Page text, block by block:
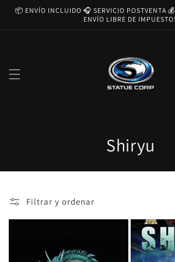
directamente
📦 ENVÍO INCLUIDO 🎧 SERVICIO POSTVENTA 💰
ENVÍO LIBRE DE
C
o
Shiryu
Filtrar y ordenar